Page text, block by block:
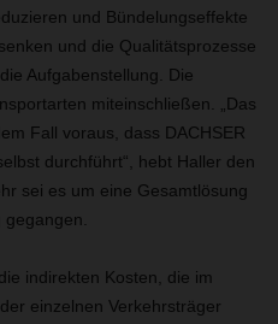
und Bündelungseffekte
und die Qualitätsprozesse
Aufgabenstellung. Die
miteinschließen. „Das
Fall voraus, dass DACHSER
durchführt“, hebt Haller den
sei es um eine Gesamtlösung
indirekten Kosten, die im
einzelnen Verkehrsträger